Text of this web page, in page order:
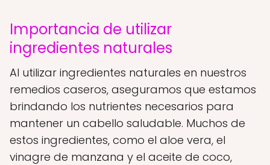
Importancia de utilizar
ingredientes naturales
Al utilizar ingredientes naturales en nuestros
remedios caseros, aseguramos que estamos
brindando los nutrientes necesarios para
mantener un cabello saludable. Muchos de
estos ingredientes, como el aloe vera, el
vinagre de manzana y el aceite de coco,